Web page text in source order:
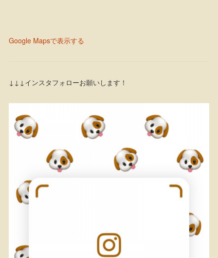
Google Mapsで表示する
↓↓↓インスタフォローお願いします！